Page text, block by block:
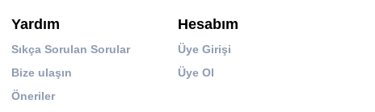
Yardım
Sıkça Sorulan Sorular
Bize ulaşın
Öneriler
Hesabım
Üye Girişi
Üye Ol